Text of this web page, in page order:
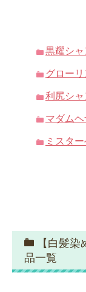
黒耀シ
グロー
利尻シ
マダムヘ
ミスタ
【白髪
品一覧